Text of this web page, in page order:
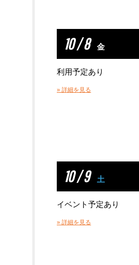
10 / 8 金
利用予定あり
» 詳細を見る
10 / 9 土
イベント予定あり
» 詳細を見る